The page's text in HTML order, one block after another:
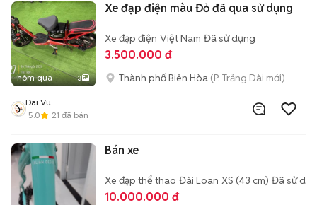
hôm qua 3
Xe đạp điện màu Đỏ đã qua sử dụng
Xe đạp điện Việt Nam Đã sử dụng
3.500.000 đ
Thành phố Biên Hòa (P. Trảng Dài mới)
Dai Vu
5.0
21 đã bán
Bán xe
Xe đạp thể thao Đài Loan XS (43 cm) Đã sử
10.000.000 đ